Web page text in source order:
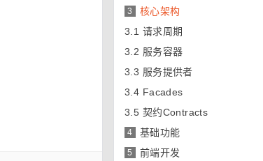
3
核心架构
3.1 请求周期
3.2 服务容器
3.3 服务提供者
3.4 Facades
3.5 契约Contracts
4 基础功能
5 前端开发